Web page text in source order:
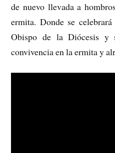
de nuevo llevada a
ermita. Donde se
Obispo de la Diócesis y
convivencia en la ermita y